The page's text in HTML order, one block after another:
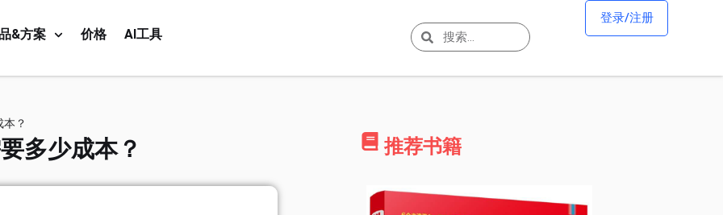
&方案 价格 AI工具
登录/注册
？
多少成本？ 推荐书籍